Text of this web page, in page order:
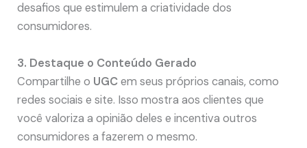
desafios que estimulem a criatividade dos
consumidores.
3. Destaque o Conteúdo Gerado
Compartilhe o UGCem seus próprios canais, como
redes sociais e site. Isso mostra aos clientes que
você valoriza a opinião deles e incentiva outros
consumidores a fazerem o mesmo.